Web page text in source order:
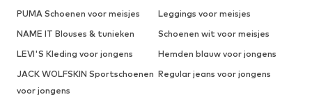
PUMA Schoenen voor meisjes
Leggings voor meisjes
NAME IT Blouses & tunieken
Schoenen wit voor meisjes
LEVI'S Kleding voor jongens
Hemden blauw voor jongens
JACK WOLFSKIN Sportschoenen
voor jongens
Regular jeans voor jongens